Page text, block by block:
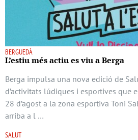
BERGUEDÀ
L’estiu més actiu es viu a Berga
Berga impulsa una nova edició de
d’activitats lúdiques i esportives que
28 d’agost a la zona esportiva Toni
arriba a l …
SALUT